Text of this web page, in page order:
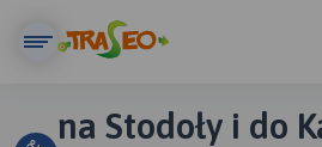
na Stodoły i do